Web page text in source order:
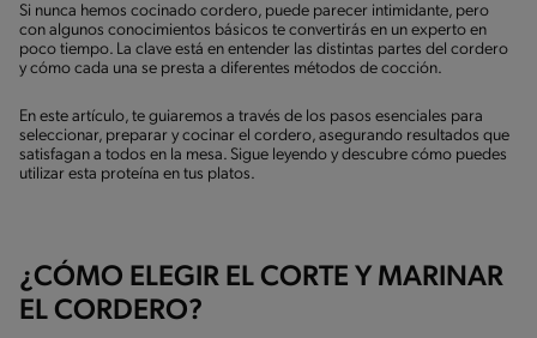
Si nunca hemos cocinado cordero, puede parecer intimidante, pero
con algunos conocimientos básicos te convertirás en un experto en
poco tiempo. La clave está en entender las distintas partes del cordero
y cómo cada una se presta a diferentes métodos de cocción.
En este artículo, te guiaremos a través de los pasos esenciales para
seleccionar, preparar y cocinar el cordero, asegurando resultados que
satisfagan a todos en la mesa. Sigue leyendo y descubre cómo puedes
utilizar esta proteína en tus platos.
¿CÓMO ELEGIR EL CORTE Y MARINAR
EL CORDERO?